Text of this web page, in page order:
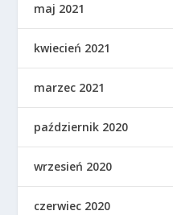
maj 2021
kwiecień 2021
marzec 2021
październik 2020
wrzesień 2020
czerwiec 2020